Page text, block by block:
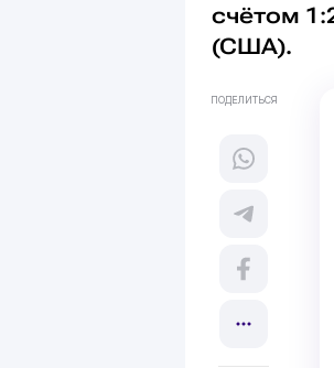
счётом
(США).
ПОДЕЛИТЬСЯ